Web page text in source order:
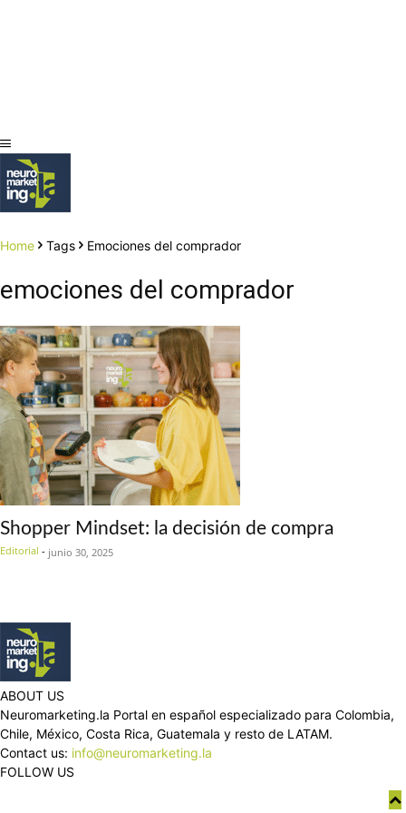
Home Tags Emociones del comprador
emociones del comprador
Shopper Mindset: la decisión de compra
Editorial - junio 30, 2025
ABOUT US
Neuromarketing.la Portal en español especializado para Colombia,
Chile, México, Costa Rica, Guatemala y resto de LATAM.
Contact us: info@neuromarketing.la
FOLLOW US